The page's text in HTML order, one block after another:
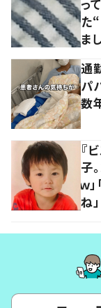
っ
た
ま
通
パ
数
『
子
ｗ
ね